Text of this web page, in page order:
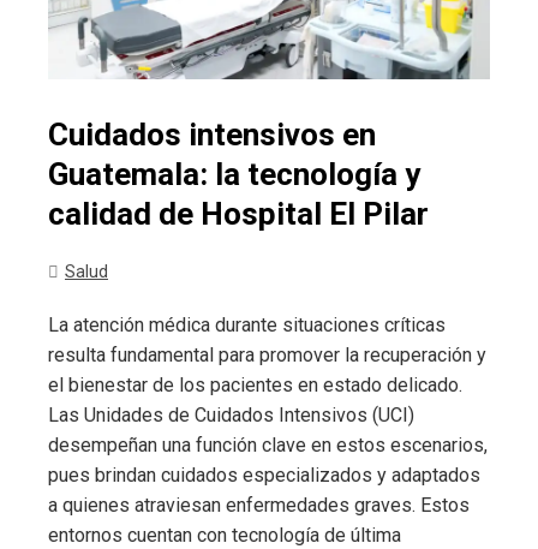
Cuidados intensivos en
Guatemala: la tecnología y
calidad de Hospital El Pilar
Salud
La atención médica durante situaciones críticas
resulta fundamental para promover la recuperación y
el bienestar de los pacientes en estado delicado.
Las Unidades de Cuidados Intensivos (UCI)
desempeñan una función clave en estos escenarios,
pues brindan cuidados especializados y adaptados
a quienes atraviesan enfermedades graves. Estos
entornos cuentan con tecnología de última